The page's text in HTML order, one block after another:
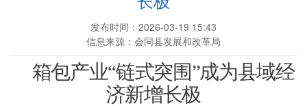
发布时间：2026-03-19 15:43
信息来源：会同县发展和改革局
箱包产业“链式突围”成为县域经
济新增长极